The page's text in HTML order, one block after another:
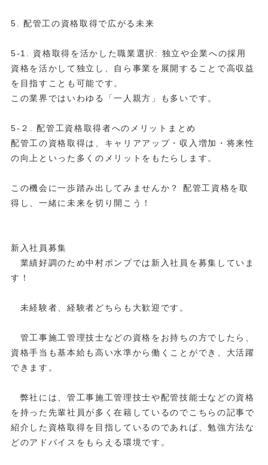
5. 配管工の資格取得で広がる未来
5-1. 資格取得を活かした職業選択: 独立や企業への採用
資格を活かして独立し、自ら事業を展開することで高収益
を目指すことも可能です。
この業界ではいわゆる「一人親方」も多いです。
5-２. 配管工資格取得者へのメリットまとめ
配管工の資格取得は、キャリアアップ・収入増加・将来性
の向上といった多くのメリットをもたらします。
この機会に一歩踏み出してみませんか？ 配管工資格を取
得し、一緒に未来を切り開こう！
新入社員募集
業績好調のため中村ポンプでは新入社員を募集していま
す！
未経験者、経験者どちらも大歓迎です。
管工事施工管理技士などの資格をお持ちの方でしたら、
資格手当も基本給も高い水準から働くことができ、大活躍
できます。
弊社には、管工事施工管理技士や配管技能士などの資格
を持った先輩社員が多く在籍しているのでこちらの記事で
紹介した資格取得を目指しているのであれば、勉強方法な
どのアドバイスをもらえる環境です。